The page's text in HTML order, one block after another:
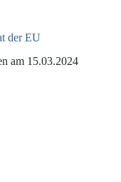
der EU
am 15.03.2024